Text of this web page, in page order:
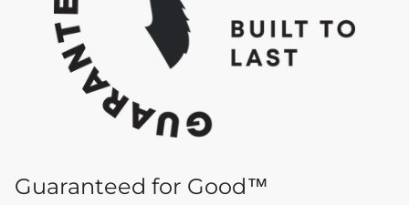
Guaranteed for Good™